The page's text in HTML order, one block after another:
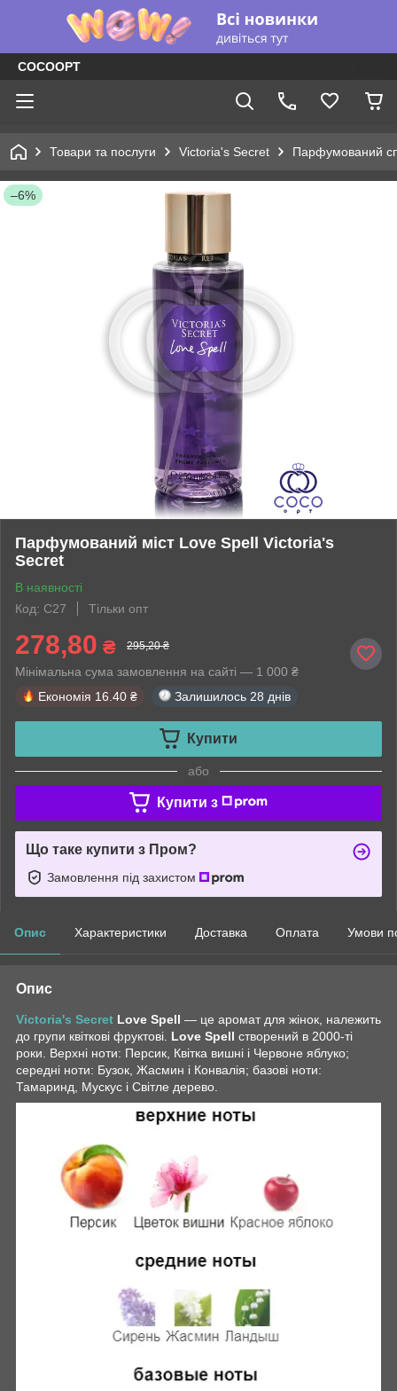
COCOOPT
Товари та послуги Victoria's Secret Парфумований
–6%
Парфумований міст Love Spell Victoria's
Secret
В наявності
Код: C27
Тільки опт
278,80 ₴ 295,20 ₴
Мінімальна сума замовлення на сайті — 1 000 ₴
Економія 16.40 ₴ Залишилось 28 днів
Купити
або
Купити з
Що таке купити з Пром?
Замовлення під захистом
Опис Характеристики Доставка Оплата Умови
Опис
Victoria's Secret Love Spell — це аромат для жінок, належить
до групи квіткові фруктові. Love Spell створений в 2000-ті
роки. Верхні ноти: Персик, Квітка вишні і Червоне яблуко;
середні ноти: Бузок, Жасмин і Конвалія; базові ноти:
Тамаринд, Мускус і Світле дерево.